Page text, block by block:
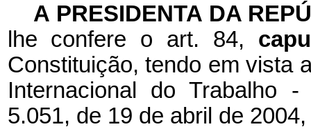
A PRESIDENTA DA
lhe confere o art. 84,
Constituição, tendo em vista
Internacional do Trabalho
5.051, de 19 de abril de 2004,